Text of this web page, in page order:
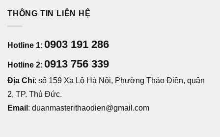
THÔNG TIN LIÊN HỆ
Hotline 1: 0903 191 286
Hotline 2: 0913 756 339
Địa Chỉ: số 159 Xa Lộ Hà Nội, Phường Thảo Điền, quận
2, TP. Thủ Đức.
Email : duanmasterithaodien@gmail.com